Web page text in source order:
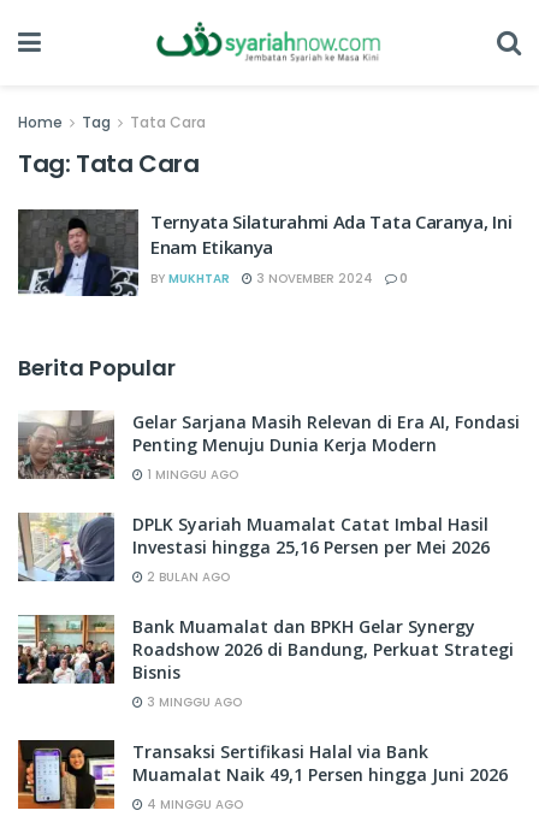
Home Tag Tata Cara
Tag: Tata Cara
Ternyata Silaturahmi Ada Tata Caranya, Ini
Enam Etikanya
BY MUKHTAR 3 NOVEMBER 2024 0
Berita Popular
Gelar Sarjana Masih Relevan di Era AI, Fondasi
Penting Menuju Dunia Kerja Modern
1 MINGGU AGO
DPLK Syariah Muamalat Catat Imbal Hasil
Investasi hingga 25,16 Persen per Mei 2026
2 BULAN AGO
Bank Muamalat dan BPKH Gelar Synergy
Roadshow 2026 di Bandung, Perkuat Strategi
Bisnis
3 MINGGU AGO
Transaksi Sertifikasi Halal via Bank
Muamalat Naik 49,1 Persen hingga Juni 2026
4 MINGGU AGO